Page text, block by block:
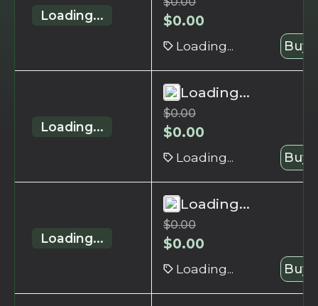
Loading... $0.00
Loading... Buy
Loading...
Loading...
$0.00
$0.00
Loading... Buy
Loading...
Loading...
$0.00
$0.00
Loading... Buy